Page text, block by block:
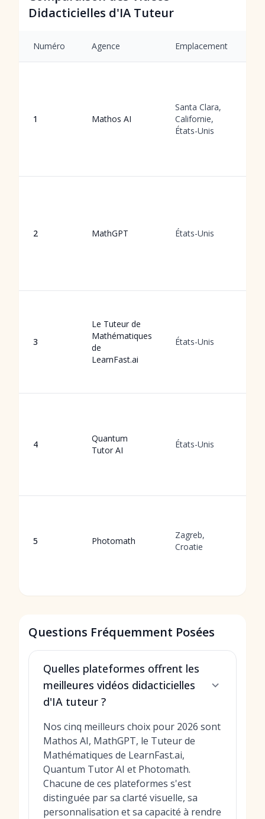
Didacticielles d'IA Tuteur
Numéro Agence Emplacement
1 Mathos AI
Santa Clara,
Californie,
États-Unis
2 MathGPT États-Unis
3
Le Tuteur de
Mathématiques
de
LearnFast.ai
États-Unis
4
Quantum
Tutor AI
États-Unis
5 Photomath
Zagreb,
Croatie
Questions Fréquemment Posées
Quelles plateformes offrent les
meilleures vidéos didacticielles
d'IA tuteur ?
Nos cinq meilleurs choix pour 2026 sont
Mathos AI, MathGPT, le Tuteur de
Mathématiques de LearnFast.ai,
Quantum Tutor AI et Photomath.
Chacune de ces plateformes s'est
distinguée par sa clarté visuelle, sa
personnalisation et sa capacité à rendre